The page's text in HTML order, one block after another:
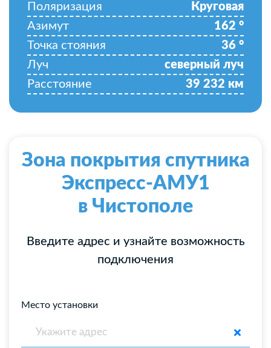
Поляризация
Круговая
Азимут
162 °
Точка стояния
36 °
Луч
северный луч
Расстояние
39 232 км
Зона покрытия спутника
Экспресс-АМУ1
в Чистополе
Введите адрес и узнайте возможность
подключения
Место установки